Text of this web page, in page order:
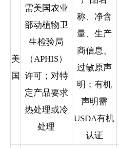
美
国
需美国农业
部动植物卫
生检验局
（APHIS）
许可；对特
定产品要求
热处理或冷
处理
称、净含
量、生产
商信息、
过敏原声
明；有机
声明需
USDA有机
认证